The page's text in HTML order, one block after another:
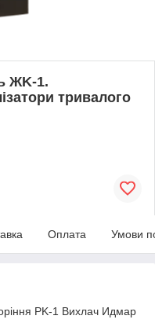
ЖK-1.
тривалого
Оплата Умови
РK-1 Вихлач Идмар